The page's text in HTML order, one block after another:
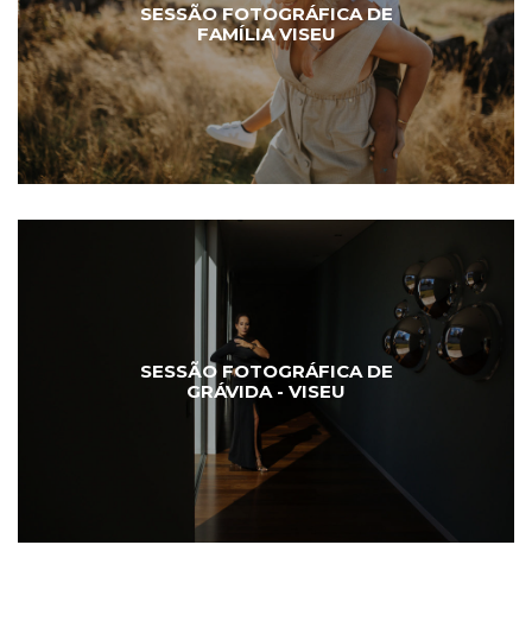
SESSÃO FOTOGRÁFICA DE
FAMÍLIA VISEU
SESSÃO FOTOGRÁFICA DE
GRÁVIDA - VISEU